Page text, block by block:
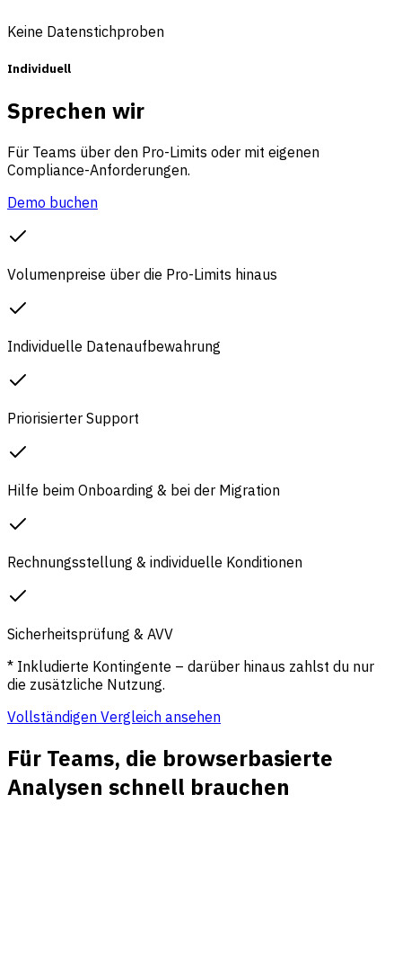
Keine Datenstichproben
Individuell
Sprechen wir
Für Teams über den Pro-Limits oder mit eigenen
Compliance-Anforderungen.
Demo buchen
Volumenpreise über die Pro-Limits hinaus
Individuelle Datenaufbewahrung
Priorisierter Support
Hilfe beim Onboarding & bei der Migration
Rechnungsstellung & individuelle Konditionen
Sicherheitsprüfung & AVV
* Inkludierte Kontingente – darüber hinaus zahlst du nur
die zusätzliche Nutzung.
Vollständigen Vergleich ansehen
Für Teams, die browserbasierte
Analysen schnell brauchen
Live-Traffic im Kontext